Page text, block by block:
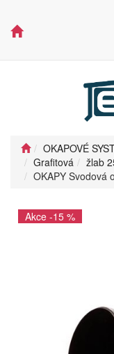
OKAPOVÉ
Grafitová
žlab
OKAPY Svodová
Akce -15 %